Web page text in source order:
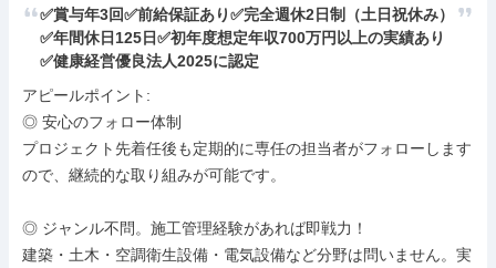
✅賞与年3回✅前給保証あり✅完全週休2日制（土日祝休み）
✅年間休日125日✅初年度想定年収700万円以上の実績あり
✅健康経営優良法⼈2025に認定
アピールポイント:
◎ 安心のフォロー体制
プロジェクト先着任後も定期的に専任の担当者がフォローします
ので、継続的な取り組みが可能です。
◎ ジャンル不問。施工管理経験があれば即戦力！
建築・土木・空調衛生設備・電気設備など分野は問いません。実